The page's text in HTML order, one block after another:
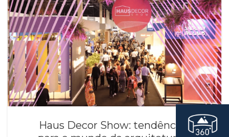
Haus Decor Show: tendências